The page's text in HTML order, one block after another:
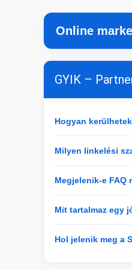
Online
GYIK –
Hogyan
Milyen linkelési
Megjelenik-e FAQ
Mit tartalmaz egy
Hol jelenik meg a